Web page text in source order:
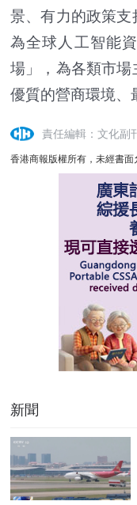
景、有力的政策
為全球人工智能
場」，為各類市
優質的營商環境、
責任編輯：文化副
香港商報版權所有，未經書面
新聞